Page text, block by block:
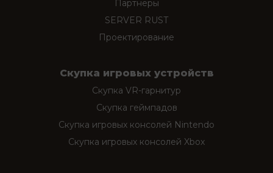
Партнеры
SERVER RUST
Проектирование
Скупка игровых устройств
Скупка VR-гарнитур
Скупка геймпадов
Скупка игровых консолей Nintendo
Скупка игровых консолей Xbox